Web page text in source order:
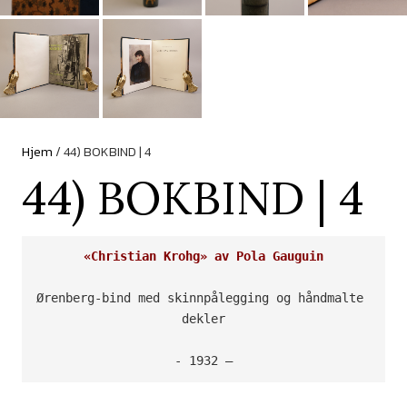
Hjem/ 44) BOKBIND | 4
44) BOKBIND | 4
«Christian Krohg» av Pola Gauguin
Ørenberg-bind med skinnpålegging og håndmalte
dekler
- 1932 –